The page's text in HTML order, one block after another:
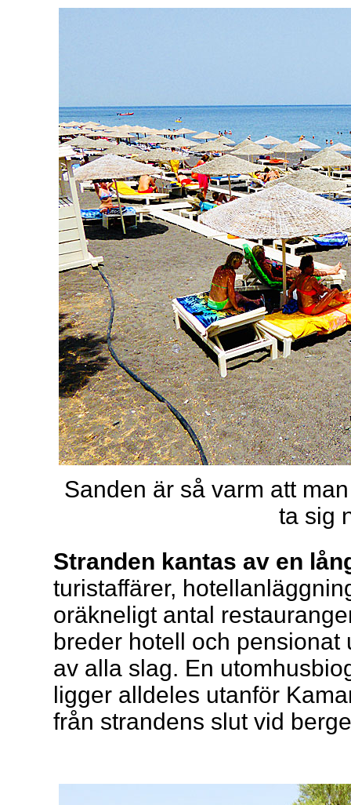
Sanden är så varm att
ta sig
Stranden kantas av en
turistaffärer,
oräkneligt antal
breder hotell och
av alla slag. En
ligger alldeles utanför
från strandens slut vid